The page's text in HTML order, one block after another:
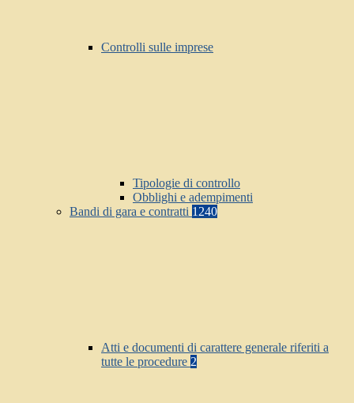
Controlli sulle imprese
Tipologie di controllo
Obblighi e adempimenti
Bandi di gara e contratti 1240
Atti e documenti di carattere generale riferiti a
tutte le procedure 2